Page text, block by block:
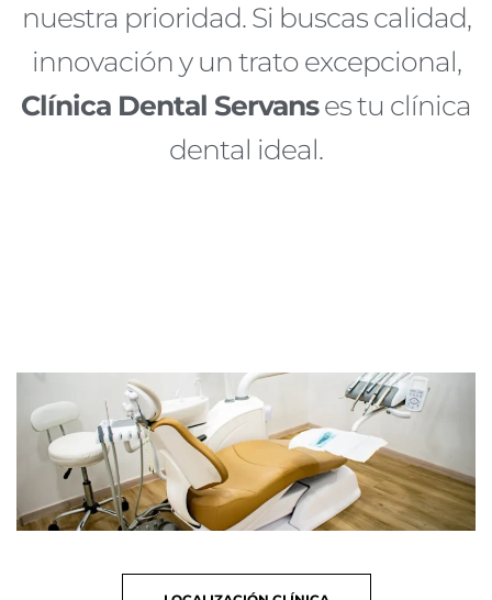
nuestra prioridad. Si buscas calidad,
innovación y un trato excepcional,
Clínica Dental Servanses tu clínica
dental ideal.